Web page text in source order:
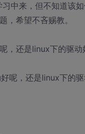
中来，但不知道该
，希望不吝赐教。
，还是linux下的驱动
呢，还是linux下的